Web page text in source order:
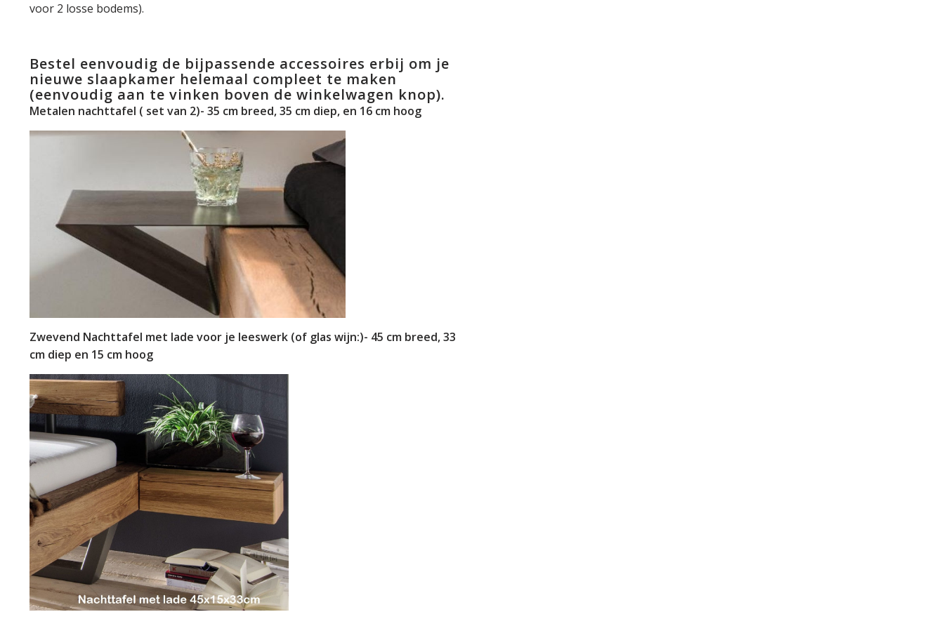
voor 2 losse bodems).
Bestel eenvoudig de bijpassende accessoires erbij om je
nieuwe slaapkamer helemaal compleet te maken
(eenvoudig aan te vinken boven de winkelwagen knop).
Metalen nachttafel ( set van 2)- 35 cm breed, 35 cm diep, en 16 cm hoog
Zwevend Nachttafel met lade voor je leeswerk (of glas wijn:)- 45 cm breed, 33
cm diep en 15 cm hoog